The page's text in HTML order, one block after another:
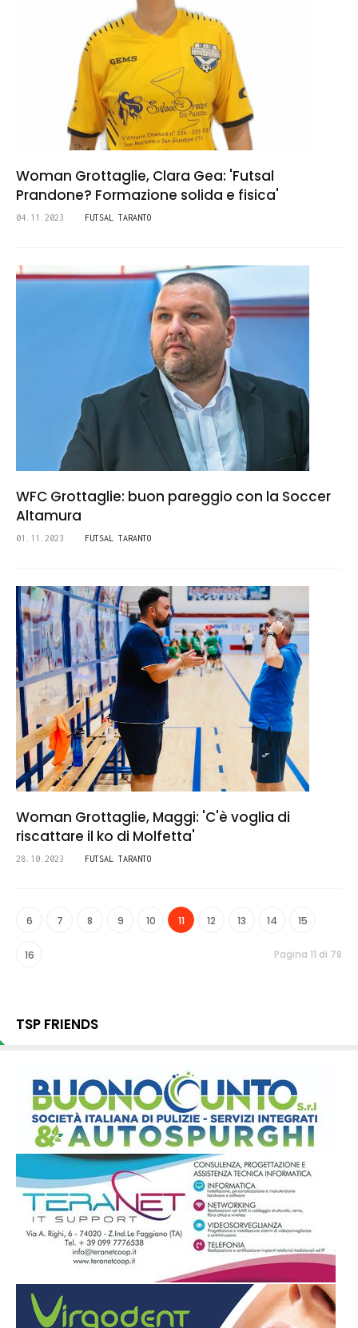
Woman Grottaglie, Clara Gea: 'Futsal
Prandone? Formazione solida e fisica'
04.11.2023 FUTSAL TARANTO
WFC Grottaglie: buon pareggio con la Soccer
Altamura
01.11.2023 FUTSAL TARANTO
Woman Grottaglie, Maggi: 'C'è voglia di
riscattare il ko di Molfetta'
28.10.2023 FUTSAL TARANTO
6 7 8 9 10 11 12 13 14 15
16 Pagina 11 di 78
TSP FRIENDS